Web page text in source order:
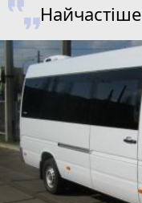
Найчастіше